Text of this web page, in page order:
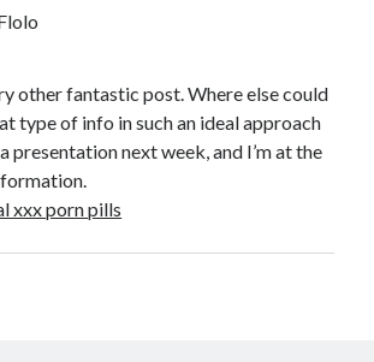
other fantastic post. Where else could
type of info in such an ideal approach
presentation next week, and I’m at the
xxx porn pills